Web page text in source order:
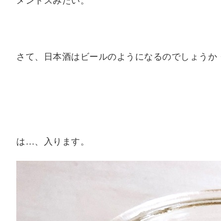
さて、日本酒はビールのようになるのでしょうか
は…、入ります。